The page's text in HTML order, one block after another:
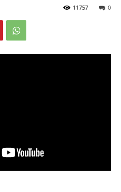
0
11757